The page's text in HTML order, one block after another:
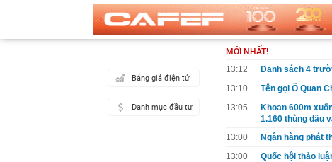
Bảng giá điện tử
Danh mục đầu tư
MỚI NHẤT!
13:12
Danh sách 4
13:10
Tên gọi Ô Quan
13:05
Khoan 600m
1.160 thùng dầu
13:00
Ngân hàng phát
13:00
Quốc hội thảo